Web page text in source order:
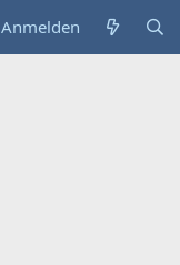
Anmelden